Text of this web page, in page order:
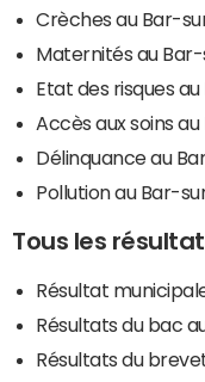
Crèches au Bar-
Maternités au
Etat des risques
Accès aux soins
Délinquance au
Pollution au Bar-
Tous les
Résultat
Résultats du bac
Résultats du